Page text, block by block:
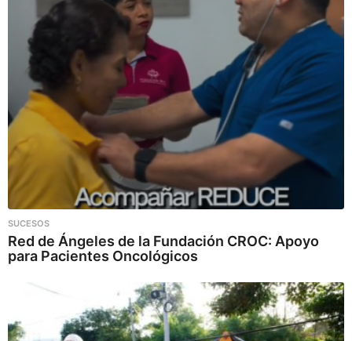
SUCESOS
Red de Ángeles de la Fundación CROC: Apoyo
para Pacientes Oncológicos